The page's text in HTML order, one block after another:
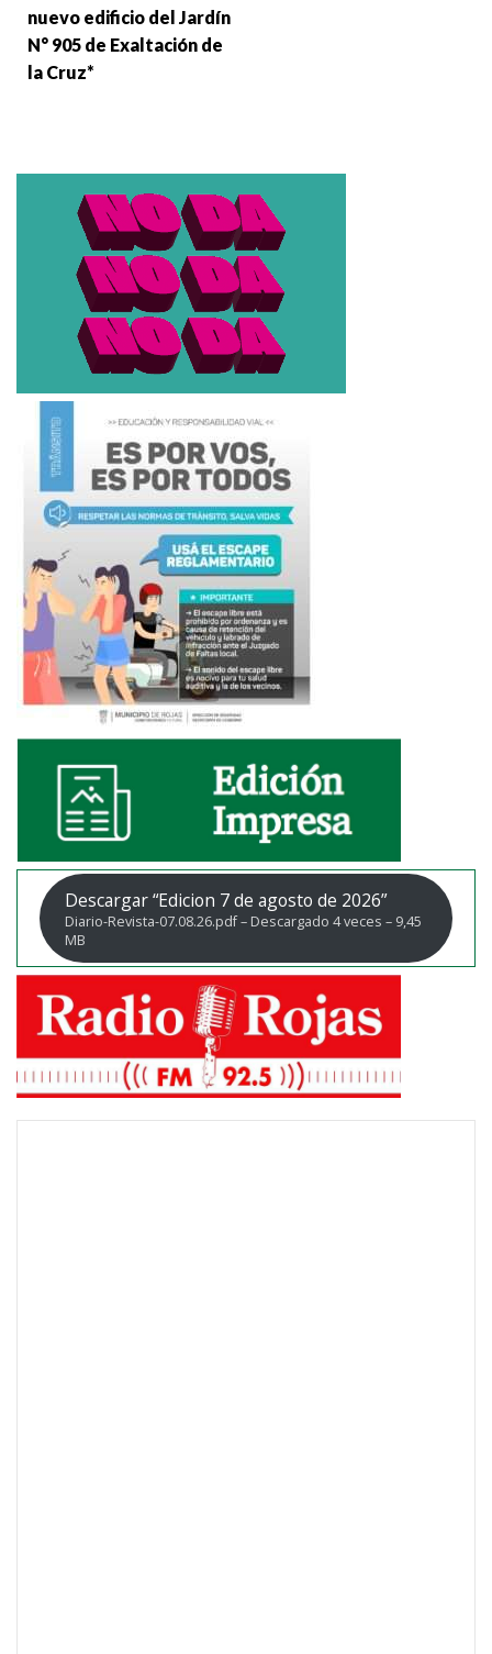
nuevo edificio del Jardín
N° 905 de Exaltación de
la Cruz*
Descargar “Edicion 7 de agosto de 2026”
Diario-Revista-07.08.26.pdf – Descargado 4 veces – 9,45
MB